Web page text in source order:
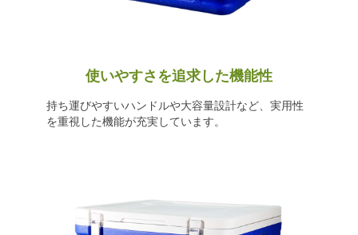
使いやすさを追求した機能性
持ち運びやすいハンドルや大容量設計など、実用性
を重視した機能が充実しています。